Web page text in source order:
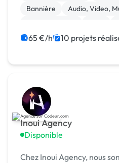
Bannière
Audio, Video,
Landing page
65 €/h 10 projets
Inoui Agency
Disponible
Chez Inoui Agency, nous